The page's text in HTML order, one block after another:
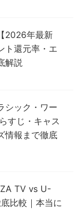
2026年最新
ト還元率・エ
解説
シック・ワー
すじ・キャス
情報まで徹底
TV vs U-
比較｜本当に